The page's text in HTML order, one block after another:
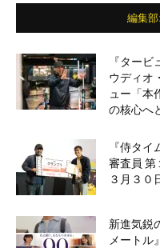
編集
『ター
ウディオ
ュー「本
の核心へ
『侍タ
審査員 第
３月３０
新進気鋭
メートル